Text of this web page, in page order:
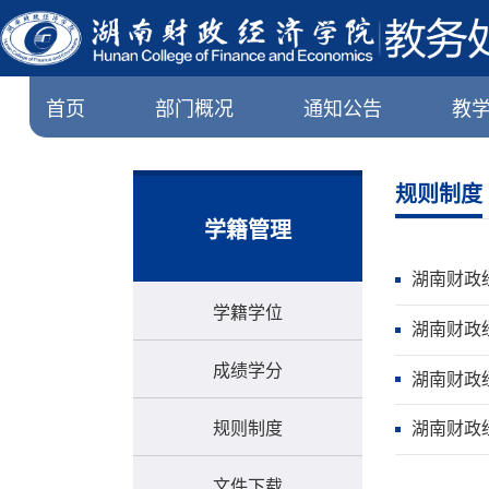
首页 部门概况 通知公告 教
学籍管理
学籍学位
成绩学分
规则制度
规则制度
湖南财政
湖南财政
湖南财政
湖南财政